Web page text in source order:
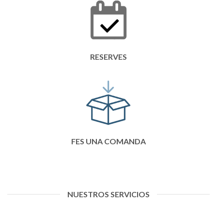
RESERVES
FES UNA COMANDA
NUESTROS SERVICIOS